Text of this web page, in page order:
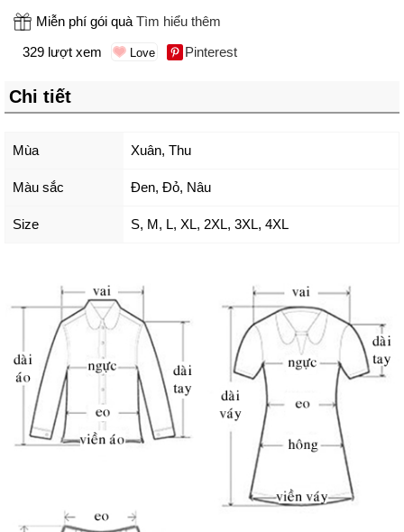
Miễn phí gói quà Tìm hiểu thêm
329 lượt xem
Pinterest
Chi tiết
Mùa Xuân, Thu
Màu sắc Đen, Đỏ, Nâu
Size S, M, L, XL, 2XL, 3XL, 4XL